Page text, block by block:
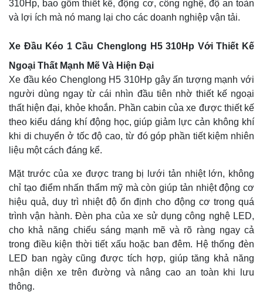
310Hp, bao gồm thiết kế, động cơ, công nghệ, độ an toàn
và lợi ích mà nó mang lại cho các doanh nghiệp vận tải.
Xe Đầu Kéo 1 Cầu Chenglong H5 310Hp Với Thiết Kế
Ngoại Thất Mạnh Mẽ Và Hiện Đại
Xe đầu kéo Chenglong H5 310Hp gây ấn tượng mạnh với
người dùng ngay từ cái nhìn đầu tiên nhờ thiết kế ngoại
thất hiện đại, khỏe khoắn. Phần cabin của xe được thiết kế
theo kiểu dáng khí động học, giúp giảm lực cản không khí
khi di chuyển ở tốc độ cao, từ đó góp phần tiết kiệm nhiên
liệu một cách đáng kể.
Mặt trước của xe được trang bị lưới tản nhiệt lớn, không
chỉ tạo điểm nhấn thẩm mỹ mà còn giúp tản nhiệt động cơ
hiệu quả, duy trì nhiệt độ ổn định cho động cơ trong quá
trình vận hành. Đèn pha của xe sử dụng công nghệ LED,
cho khả năng chiếu sáng mạnh mẽ và rõ ràng ngay cả
trong điều kiện thời tiết xấu hoặc ban đêm. Hệ thống đèn
LED ban ngày cũng được tích hợp, giúp tăng khả năng
nhận diện xe trên đường và nâng cao an toàn khi lưu
thông.